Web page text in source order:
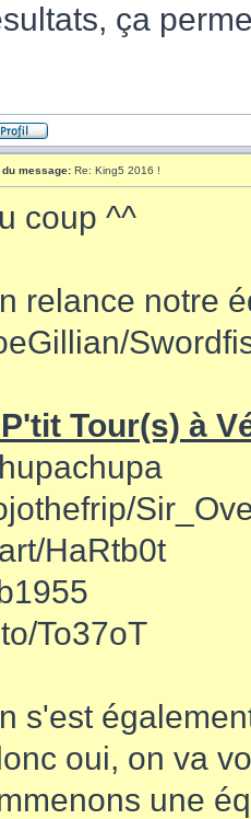
ça
du message: Re: King5 2016 !
coup ^^
relance notre
Tour(s) à
HaRtb0t
To37oT
s'est
oui, on va
une